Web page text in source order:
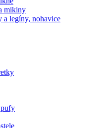
mikiny
a legíny, nohavice
pufy